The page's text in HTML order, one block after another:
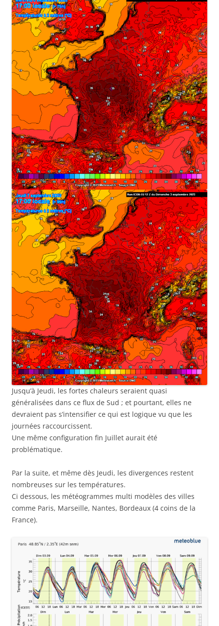
Jusqu’à Jeudi, les fortes chaleurs seraient quasi
généralisées dans ce flux de Sud ; et pourtant, elles ne
devraient pas s’intensifier ce qui est logique vu que les
journées raccourcissent.
Une même configuration fin Juillet aurait été
problématique.
Par la suite, et même dès Jeudi, les divergences restent
nombreuses sur les températures.
Ci dessous, les météogrammes multi modèles des villes
comme Paris, Marseille, Nantes, Bordeaux (4 coins de la
France).